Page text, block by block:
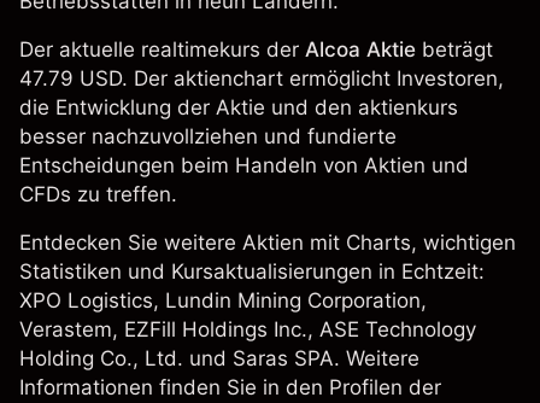
Der aktuelle realtimekurs der Alcoa Aktie beträgt
47.79 USD. Der aktienchart ermöglicht Investoren,
die Entwicklung der Aktie und den aktienkurs
besser nachzuvollziehen und fundierte
Entscheidungen beim Handeln von Aktien und
CFDs zu treffen.
Entdecken Sie weitere Aktien mit Charts, wichtigen
Statistiken und Kursaktualisierungen in Echtzeit:
XPO Logistics, Lundin Mining Corporation,
Verastem, EZFill Holdings Inc., ASE Technology
Holding Co., Ltd. und Saras SPA. Weitere
Informationen finden Sie in den Profilen der